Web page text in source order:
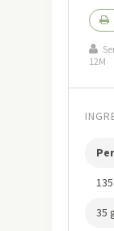
12M
35